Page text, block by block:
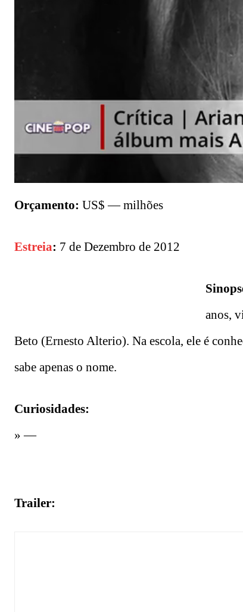
Orçamento: US$ — milhões
Estreia: 7 de Dezembro de 2012
anos,
Beto (Ernesto Alterio). Na escola, ele é
sabe apenas o nome.
Curiosidades:
» —
Trailer: